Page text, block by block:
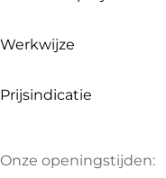
Werkwijze
Prijsindicatie
Onze openingstijden: